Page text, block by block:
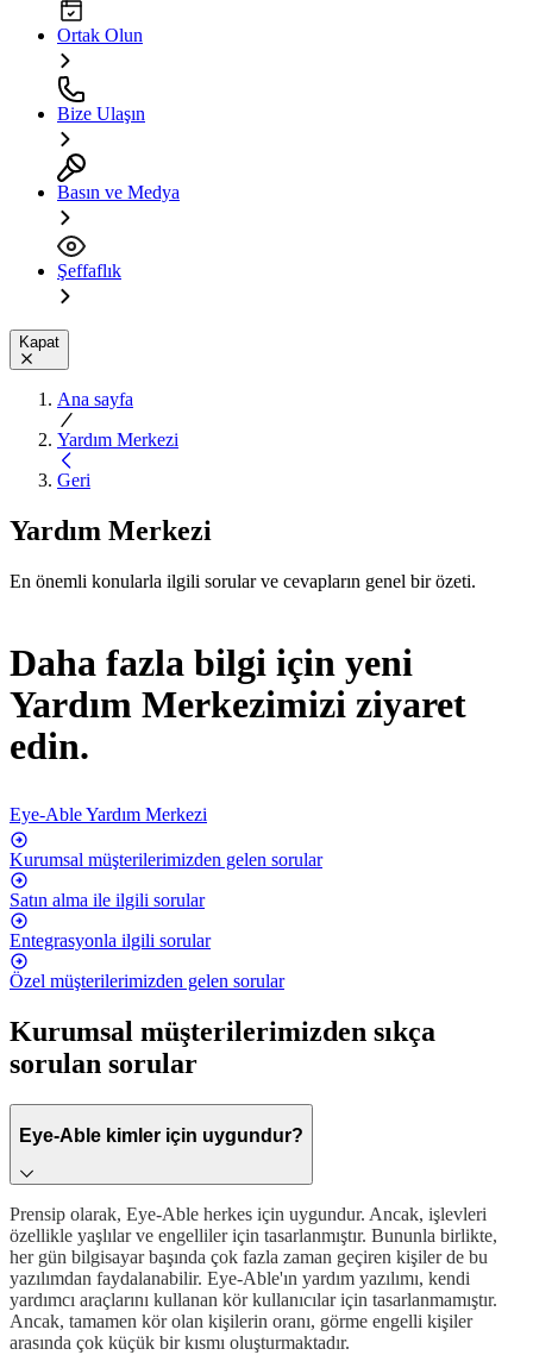
Ortak Olun
Bize Ulaşın
Basın ve Medya
Şeffaflık
Kapat
Ana sayfa
Yardım Merkezi
Geri
Yardım Merkezi
En önemli konularla ilgili sorular ve cevapların genel bir özeti.
Daha fazla bilgi için yeni
Yardım Merkezimizi ziyaret
edin.
Eye-Able Yardım Merkezi
Kurumsal müşterilerimizden gelen sorular
Satın alma ile ilgili sorular
Entegrasyonla ilgili sorular
Özel müşterilerimizden gelen sorular
Kurumsal müşterilerimizden sıkça
sorulan sorular
Eye-Able kimler için uygundur?
Prensip olarak, Eye-Able herkes için uygundur. Ancak, işlevleri
özellikle yaşlılar ve engelliler için tasarlanmıştır. Bununla birlikte,
her gün bilgisayar başında çok fazla zaman geçiren kişiler de bu
yazılımdan faydalanabilir. Eye-Able'ın yardım yazılımı, kendi
yardımcı araçlarını kullanan kör kullanıcılar için tasarlanmamıştır.
Ancak, tamamen kör olan kişilerin oranı, görme engelli kişiler
arasında çok küçük bir kısmı oluşturmaktadır.